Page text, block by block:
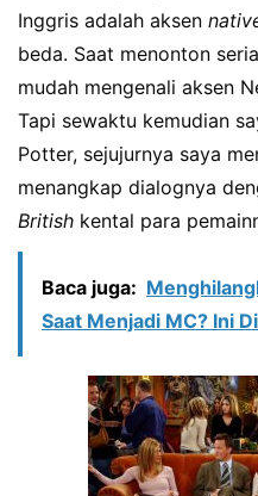
Inggris adalah aksen
beda. Saat menonton
mudah mengenali aksen
Tapi sewaktu kemudian
Potter, sejujurnya saya
menangkap dialognya
British kental para
Baca juga:
Saat Menjadi MC? Ini